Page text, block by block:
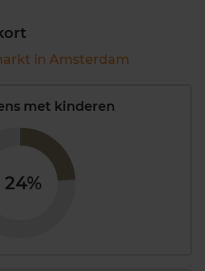
in Amsterdam
met kinderen
24%